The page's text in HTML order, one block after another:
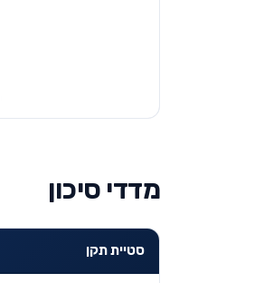
מדדי סיכון
סטיית תקן